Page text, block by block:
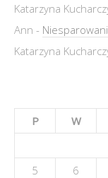
Katarzyna
Ann -
Katarzyna
P
W
5
6